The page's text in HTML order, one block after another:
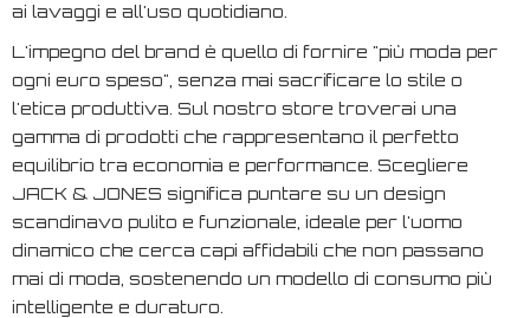
ai lavaggi e all'uso quotidiano.
L'impegno del brand è quello di fornire "più moda per
ogni euro speso", senza mai sacrificare lo stile o
l'etica produttiva. Sul nostro store troverai una
gamma di prodotti che rappresentano il perfetto
equilibrio tra economia e performance. Scegliere
JACK & JONES significa puntare su un design
scandinavo pulito e funzionale, ideale per l'uomo
dinamico che cerca capi affidabili che non passano
mai di moda, sostenendo un modello di consumo più
intelligente e duraturo.